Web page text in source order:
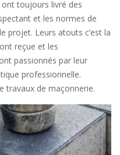
toujours livré des
et les normes de
projet. Leurs atouts c’est la
reçue et les
passionnés par leur
professionnelle.
travaux de maçonnerie.